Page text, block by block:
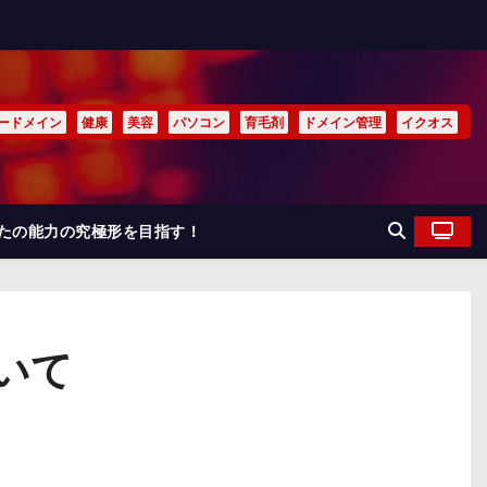
ドメイン 健康 美容 パソコン 育毛剤 ドメイン管理 イクオス
の能力の究極形を目指す！
て